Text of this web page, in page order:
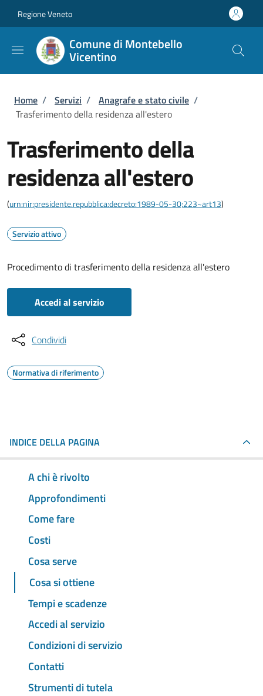
Regione Veneto
Comune di Montebello
Vicentino
Briciole di pane
Home / Servizi / Anagrafe e stato civile /
Trasferimento della residenza all'estero
Trasferimento della
residenza all'estero
(urn:nir:presidente.repubblica:decreto:1989-05-30;223~art13)
Servizio attivo
Procedimento di trasferimento della residenza all'estero
Accedi al servizio
Condividi
Normativa di riferimento
INDICE DELLA PAGINA
A chi è rivolto
Approfondimenti
Come fare
Costi
Cosa serve
Cosa si ottiene
Tempi e scadenze
Accedi al servizio
Condizioni di servizio
Contatti
Strumenti di tutela